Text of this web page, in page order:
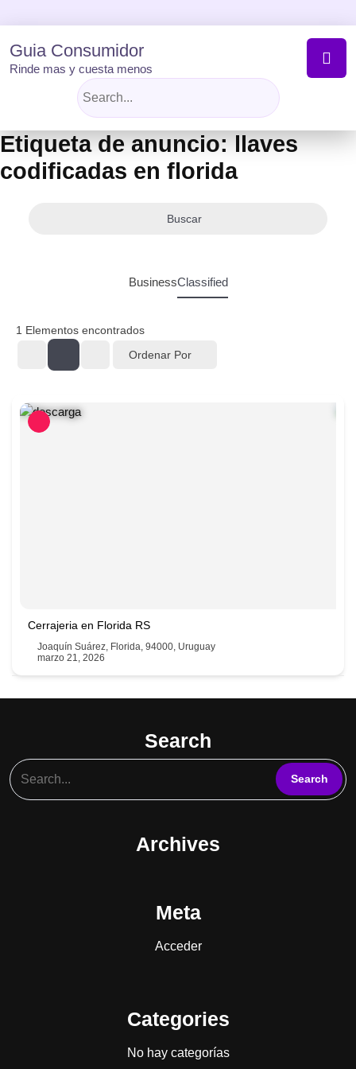
to
content
Guia Consumidor
Rinde mas y cuesta menos
Etiqueta de anuncio:llaves
codificadas en florida
Buscar
BusinessClassified
1 Elementos encontrados
Ordenar Por
Cerrajeria en Florida RS
Joaquín Suárez, Florida, 94000, Uruguay
marzo 21, 2026
Search
Archives
Meta
Acceder
Categories
No hay categorías